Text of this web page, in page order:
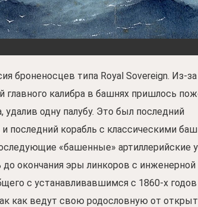
броненосцев типа Royal Sovereign. Из-за
калибра в башнях пришлось
удалив одну палубу. Это был последний
последний корабль с классическими
«башенные» артиллерийские
до окончания эры линкоров с инженерной
с устанавливавшимся с 1860-х годов
как ведут свою родословную от